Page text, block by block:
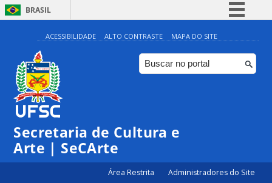
BRASIL
Simplifique!
Comunica BR
Participe
ACESSIBILIDADE ALTO CONTRASTE MAPA DO SITE
Secretaria de Cultura e
Arte | SeCArte
Área Restrita Administradores do Site